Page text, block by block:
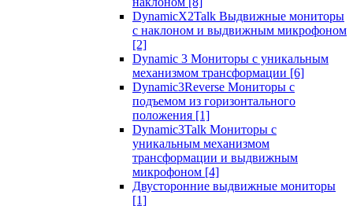
DynamicX2Talk Выдвижные мониторы
с наклоном и выдвижным микрофоном
[2]
Dynamic 3 Мониторы с уникальным
механизмом трансформации [6]
Dynamic3Reverse Мониторы с
подъемом из горизонтального
положения [1]
Dynamic3Talk Мониторы с
уникальным механизмом
трансформации и выдвижным
микрофоном [4]
Двусторонние выдвижные мониторы
[1]